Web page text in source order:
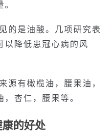
的是油酸。几项研究表
以降低患冠心病的风
源有橄榄油，腰果油，
杏仁，腰果等。
的好处